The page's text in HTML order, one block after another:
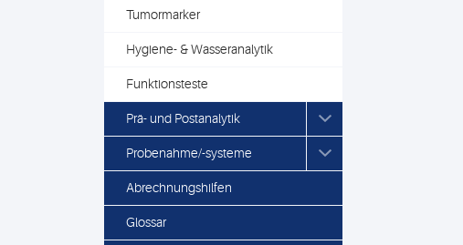
Tumormarker
Hygiene- & Wasseranalytik
Funktionsteste
Prä- und Postanalytik
Probenahme/-systeme
Abrechnungshilfen
Glossar